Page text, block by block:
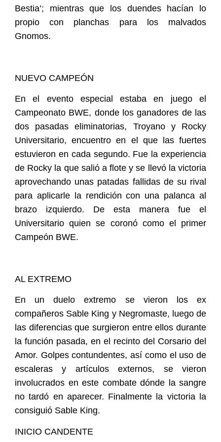
Bestia’; mientras que los duendes hacían lo
propio con planchas para los malvados
Gnomos.
NUEVO CAMPEÓN
En el evento especial estaba en juego el
Campeonato BWE, donde los ganadores de las
dos pasadas eliminatorias, Troyano y Rocky
Universitario, encuentro en el que las fuertes
estuvieron en cada segundo. Fue la experiencia
de Rocky la que salió a flote y se llevó la victoria
aprovechando unas patadas fallidas de su rival
para aplicarle la rendición con una palanca al
brazo izquierdo. De esta manera fue el
Universitario quien se coronó como el primer
Campeón BWE.
AL EXTREMO
En un duelo extremo se vieron los ex
compañeros Sable King y Negromaste, luego de
las diferencias que surgieron entre ellos durante
la función pasada, en el recinto del Corsario del
Amor. Golpes contundentes, así como el uso de
escaleras y artículos externos, se vieron
involucrados en este combate dónde la sangre
no tardó en aparecer. Finalmente la victoria la
consiguió Sable King.
INICIO CANDENTE